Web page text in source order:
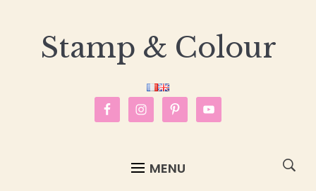
Stamp & Colour
MENU